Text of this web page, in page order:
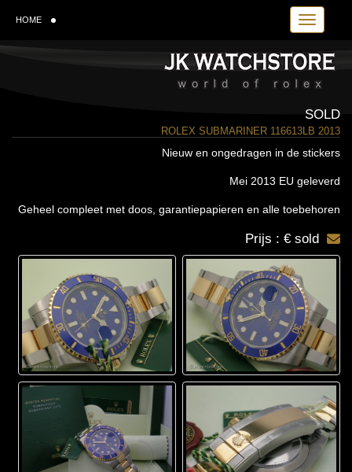
Toggle
HOME
SOLD
ROLEX SUBMARINER 116613LB 2013
Nieuw en ongedragen in de stickers
Mei 2013 EU geleverd
Geheel compleet met doos, garantiepapieren en alle toebehoren
Prijs : € sold